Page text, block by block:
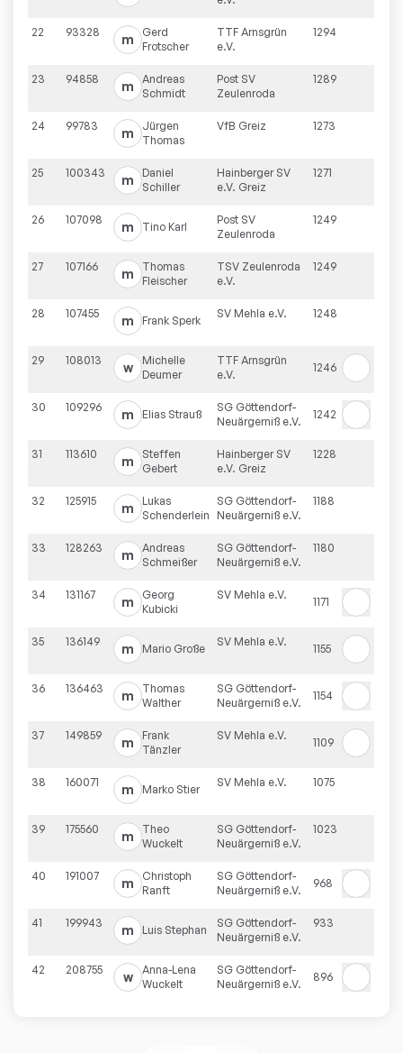
22 93328 m
Gerd
Frotscher
TTF Arnsgrün
e.V.
1294
23 94858 m
Andreas
Schmidt
Post SV
Zeulenroda
1289
24 99783 m
Jürgen
Thomas
VfB Greiz 1273
25 100343 m
Daniel
Schiller
Hainberger SV
e.V. Greiz
1271
26 107098 m Tino Karl
Post SV
Zeulenroda
1249
27 107166 m
Thomas
Fleischer
TSV Zeulenroda
e.V.
1249
28 107455 m Frank Sperk
SV Mehla e.V. 1248
29 108013 w
Michelle
Deumer
TTF Arnsgrün
e.V.
1246
30 109296 m Elias Strauß
SG Göttendorf-
Neuärgerniß e.V.
1242
31 113610 m
Steffen
Gebert
Hainberger SV
e.V. Greiz
1228
32 125915 m
Lukas
Schenderlein
SG Göttendorf-
Neuärgerniß e.V.
1188
33 128263 m
Andreas
Schmeißer
SG Göttendorf-
Neuärgerniß e.V.
1180
34 131167 m
Georg
Kubicki
SV Mehla e.V.
1171
35 136149 m Mario Große
SV Mehla e.V.
1155
36 136463 m
Thomas
Walther
SG Göttendorf-
Neuärgerniß e.V.
1154
37 149859 m
Frank
Tänzler
SV Mehla e.V.
1109
38 160071 m Marko Stier
SV Mehla e.V. 1075
39 175560 m
Theo
Wuckelt
SG Göttendorf-
Neuärgerniß e.V.
1023
40 191007 m
Christoph
Ranft
SG Göttendorf-
Neuärgerniß e.V.
968
41 199943 m Luis Stephan
SG Göttendorf-
Neuärgerniß e.V.
933
42 208755 w
Anna-Lena
Wuckelt
SG Göttendorf-
Neuärgerniß e.V.
896